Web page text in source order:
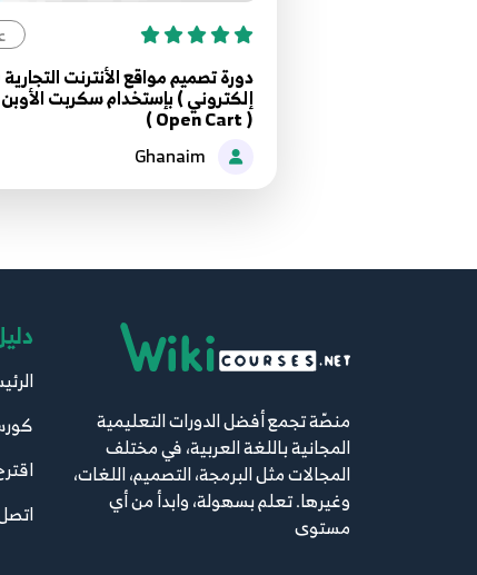
دورة تصميم مواقع الأنترنت
إلكتروني ) بإستخدام سكربت
( Open Cart )
منصّة تجمع أفضل الدورات التعليمية
المجانية باللغة العربية، في مختلف
المجالات مثل البرمجة، التصميم، اللغات،
وغيرها. تعلم بسهولة، وابدأ من أي
مستوى